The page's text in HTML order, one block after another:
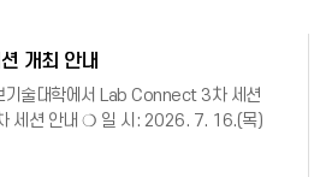
개최 안내
기술대학에서 Lab Connect 3차 세션
세션 안내 ❍ 일 시: 2026. 7. 16.(목)